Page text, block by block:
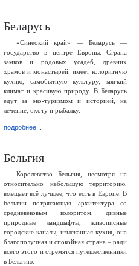
Беларусь
«Синеокий край» — Беларусь —
государство в центре Европы. Страна
замков и родовых усадеб, древних
храмов и монастырей, имеет колоритную
кухню, самобытную культуру, мягкий
климат и красивую природу. В Беларусь
едут за эко-туризмом и историей, на
лечение, охоту и рыбалку.
подробнее...
Бельгия
Королевство Бельгия, несмотря на
относительно небольшую территорию,
вмещает всё лучшее, что есть в Европе. В
Бельгии потрясающая архитектура со
средневековым колоритом, дивные
природные ландшафты, живописные
городские каналы, изысканная кухня, она
благополучная и спокойная страна – ради
всего этого и стремятся путешественники
в Бельгию.